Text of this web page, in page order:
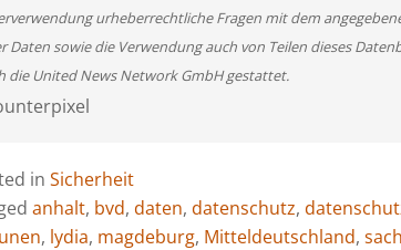
urheberrechtliche Fragen mit dem
Daten sowie die Verwendung auch von Teilen dieses
die United News Network GmbH gestattet.
in Sicherheit
anhalt, bvd, daten, datenschutz,
, lydia, magdeburg, Mitteldeutschland,